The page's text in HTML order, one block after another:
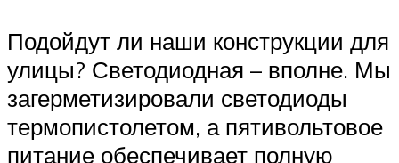
Подойдут ли наши конструкции для
улицы? Светодиодная – вполне. Мы
загерметизировали светодиоды
термопистолетом, а пятивольтовое
питание обеспечивает полную